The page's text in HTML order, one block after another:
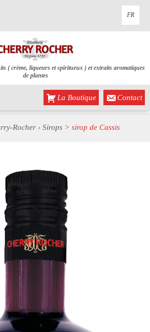
FR
( crème, liqueurs et spiritueux ) et extraits aromatiques
de plantes
La Boutique Contact
Rocher › Sirops > sirop de Cassis